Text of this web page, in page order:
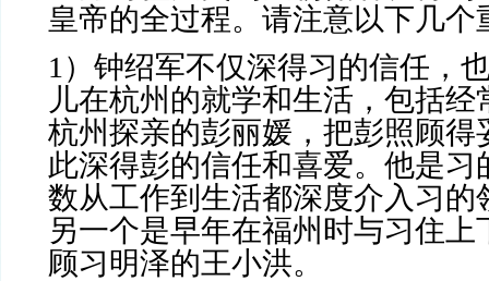
皇帝的全过程。请注意以下几个
1 ）钟绍军不仅深得习的信任，
儿在杭州的就学和生活，包括
杭州探亲的彭丽媛，把彭照顾得
此深得彭的信任和喜爱。他是习
数从工作到生活都深度介入习的
另一个是早年在福州时与习住上
顾习明泽的王小洪。